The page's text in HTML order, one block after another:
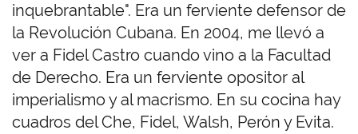
inquebrantable". Era un ferviente defensor de
la Revolución Cubana. En 2004, me llevó a
ver a Fidel Castro cuando vino a la Facultad
de Derecho. Era un ferviente opositor al
imperialismo y al macrismo. En su cocina hay
cuadros del Che, Fidel, Walsh, Perón y Evita.